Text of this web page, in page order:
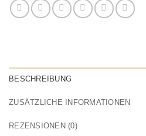
BESCHREIBUNG
ZUSÄTZLICHE INFORMATIONEN
REZENSIONEN (0)